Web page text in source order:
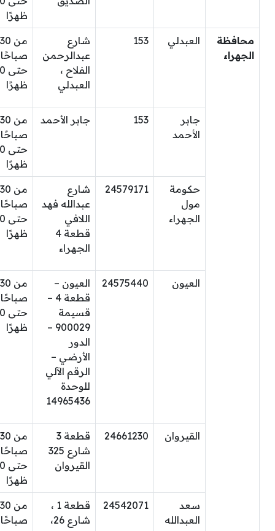
ظهرًا
محافظة
الجهراء
العبدلي 153
شارع
عبدالرحمن
الفلاح ،
العبدلي
من
صباحًا
ظهرًا
جابر
الأحمد
153 جابر الأحمد
من
صباحًا
ظهرًا
حكومة
مول
الجهراء
24579171
شارع
عبدالله فهد
اللافي
قطعة 4
الجهراء
من
صباحًا
ظهرًا
العيون 24575440
العيون –
قطعة 4 –
قسيمة
900029 –
الدور
الأرضي –
الرقم الآلي
للوحدة
14965436
من
صباحًا
ظهرًا
القيروان 24661230
قطعة 3
شارع 325
القيروان
من
صباحًا
ظهرًا
سعد
العبدالله
24542071
قطعة 1 ،
شارع 26،
من
صباحًا